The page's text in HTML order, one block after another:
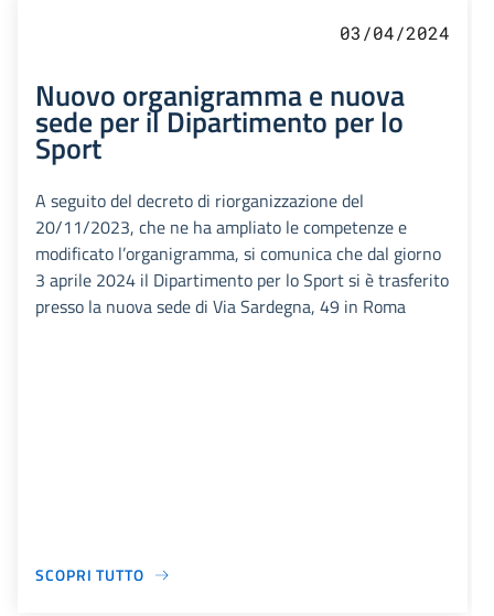
03/04/2024
Nuovo organigramma e nuova
sede per il Dipartimento per lo
Sport
A seguito del decreto di riorganizzazione del
20/11/2023, che ne ha ampliato le competenze e
modificato l’organigramma, si comunica che dal giorno
3 aprile 2024 il Dipartimento per lo Sport si è trasferito
presso la nuova sede di Via Sardegna, 49 in Roma
SCOPRI TUTTO